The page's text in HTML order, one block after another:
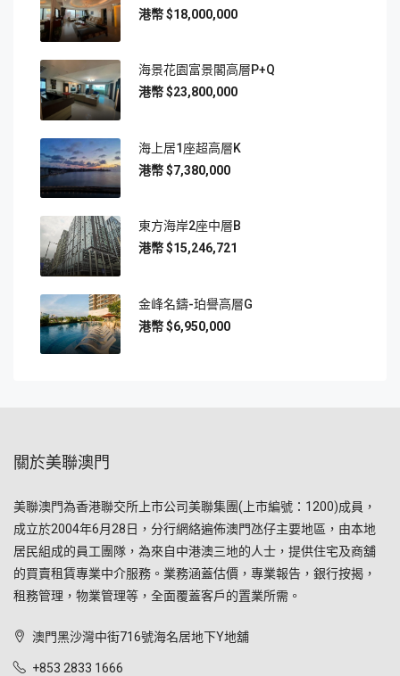
$18,000,000
海景花園富景閣高層P+Q
$23,800,000
海上居1座超高層K
$7,380,000
東方海岸2座中層B
$15,246,721
金峰名鑄-珀譽高層G
$6,950,000
關於美聯澳門
美聯澳門為香港聯交所上市公司美聯集團(上市編號：1200)成員，
成立於2004年6月28日，分行網絡遍佈澳門氹仔主要地區，由本地
居民組成的員工團隊，為來自中港澳三地的人士，提供住宅及商舖
的買賣租賃專業中介服務。業務涵蓋估價，專業報告，銀行按揭，
租務管理，物業管理等，全面覆蓋客戶的置業所需。
澳門黑沙灣中街716號海名居地下Y地舖
+853 2833 1666